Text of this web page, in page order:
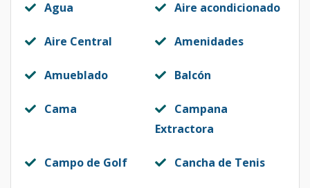
Agua Aire acondicionado
Aire Central Amenidades
Amueblado Balcón
Cama
Campana
Extractora
Campo de Golf Cancha de Tenis